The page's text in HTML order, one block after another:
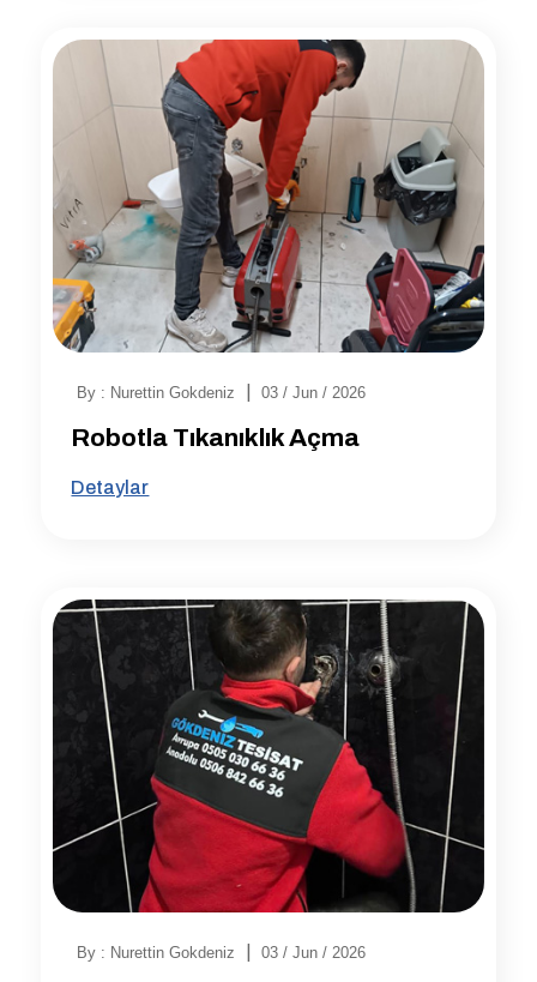
By : Nurettin Gokdeniz 03 / Jun / 2026
Robotla Tıkanıklık Açma
Detaylar
By : Nurettin Gokdeniz 03 / Jun / 2026